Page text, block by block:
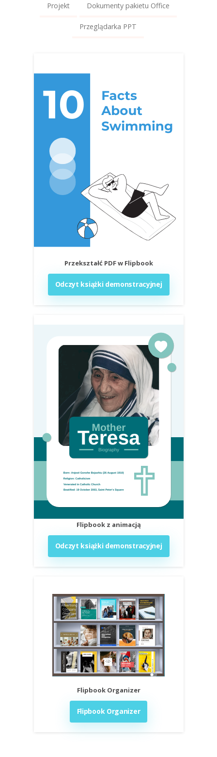
Projekt Dokumenty pakietu Office
Przeglądarka PPT
Przekształć PDF w Flipbook
Odczyt książki demonstracyjnej
Flipbook z animacją
Odczyt książki demonstracyjnej
Flipbook Organizer
Flipbook Organizer